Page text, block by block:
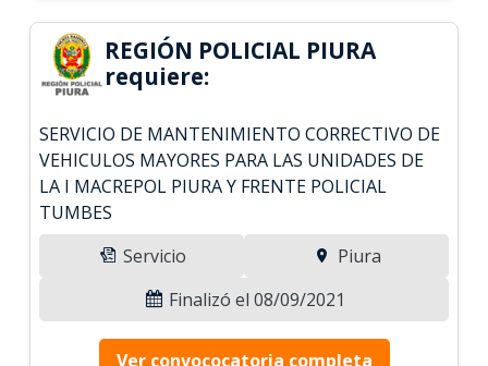
REGIÓN POLICIAL PIURA
requiere:
SERVICIO DE MANTENIMIENTO CORRECTIVO DE
VEHICULOS MAYORES PARA LAS UNIDADES DE
LA I MACREPOL PIURA Y FRENTE POLICIAL
TUMBES
Servicio
Piura
Finalizó el 08/09/2021
Ver convococatoria completa